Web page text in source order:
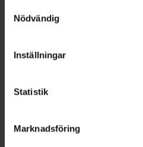
Nödvändig
Inställningar
Statistik
Marknadsföring
läggas på tanden. Om
den oftast ingen
för att den
mjölktanden dras ut.